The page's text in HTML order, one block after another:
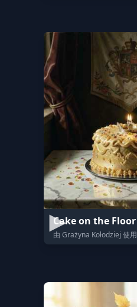
Cake on the Floor
由 Grażyna Kołodziej 使用